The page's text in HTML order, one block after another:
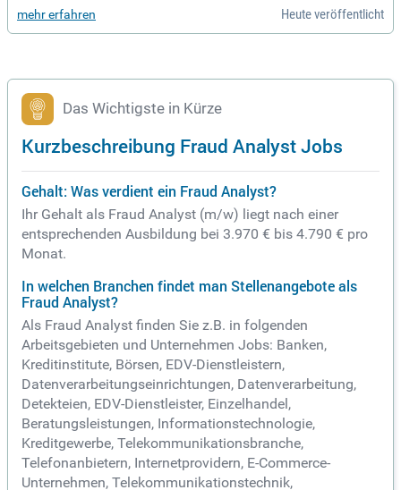
prävention, idealerweise
mehr erfahren Heute veröffentlicht
Das Wichtigste in Kürze
Kurzbeschreibung Fraud Analyst Jobs
Gehalt: Was verdient ein Fraud Analyst?
Ihr Gehalt als Fraud Analyst (m/w) liegt nach einer
entsprechenden Ausbildung bei 3.970 € bis 4.790 € pro
Monat.
In welchen Branchen findet man Stellenangebote als
Fraud Analyst?
Als Fraud Analyst finden Sie z.B. in folgenden
Arbeitsgebieten und Unternehmen Jobs: Banken,
Kreditinstitute, Börsen, EDV-Dienstleistern,
Datenverarbeitungseinrichtungen, Datenverarbeitung,
Detekteien, EDV-Dienstleister, Einzelhandel,
Beratungsleistungen, Informationstechnologie,
Kreditgewerbe, Telekommunikationsbranche,
Telefonanbietern, Internetprovidern, E-Commerce-
Unternehmen, Telekommunikationstechnik,